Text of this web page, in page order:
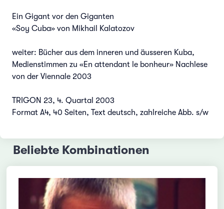
Ein Gigant vor den Giganten
«Soy Cuba» von Mikhail Kalatozov
weiter: Bücher aus dem inneren und äusseren Kuba,
Medienstimmen zu «En attendant le bonheur» Nachlese
von der Viennale 2003
TRIGON 23, 4. Quartal 2003
Format A4, 40 Seiten, Text deutsch, zahlreiche Abb. s/w
Beliebte Kombinationen